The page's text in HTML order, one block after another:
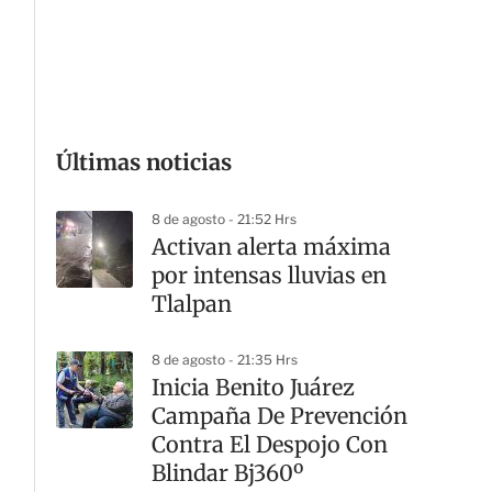
Últimas noticias
8 de agosto - 21:52 Hrs
Activan alerta máxima
por intensas lluvias en
Tlalpan
8 de agosto - 21:35 Hrs
Inicia Benito Juárez
Campaña De Prevención
Contra El Despojo Con
Blindar Bj360º